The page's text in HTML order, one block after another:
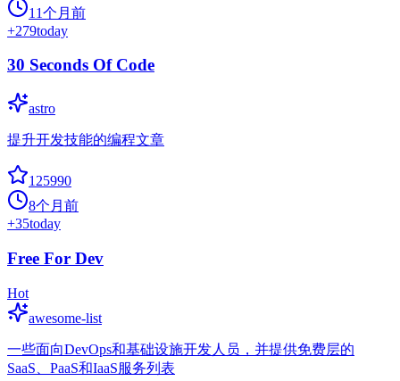
11个月前
+279today
30 Seconds Of Code
astro
提升开发技能的编程文章
125990
8个月前
+35today
Free For Dev
Hot
awesome-list
一些面向DevOps和基础设施开发人员，并提供免费层的
SaaS、PaaS和IaaS服务列表